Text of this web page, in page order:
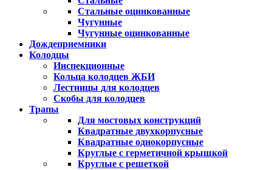
Стальные оцинкованные
Чугунные
Чугунные оцинкованные
Дождеприемники
Колодцы
Инспекционные
Кольца колодцев ЖБИ
Лестницы для колодцев
Скобы для колодцев
Трапы
Для мостовых конструкций
Квадратные двухкорпусные
Квадратные однокорпусные
Круглые с герметичной крышкой
Круглые с решеткой